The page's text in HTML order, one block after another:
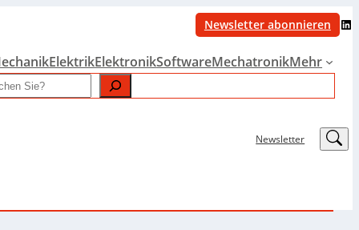
Newsletter abonnieren LinkedIn
ElektrikElektronikSoftwareMechatronikMehr
Newsletter LinkedIn